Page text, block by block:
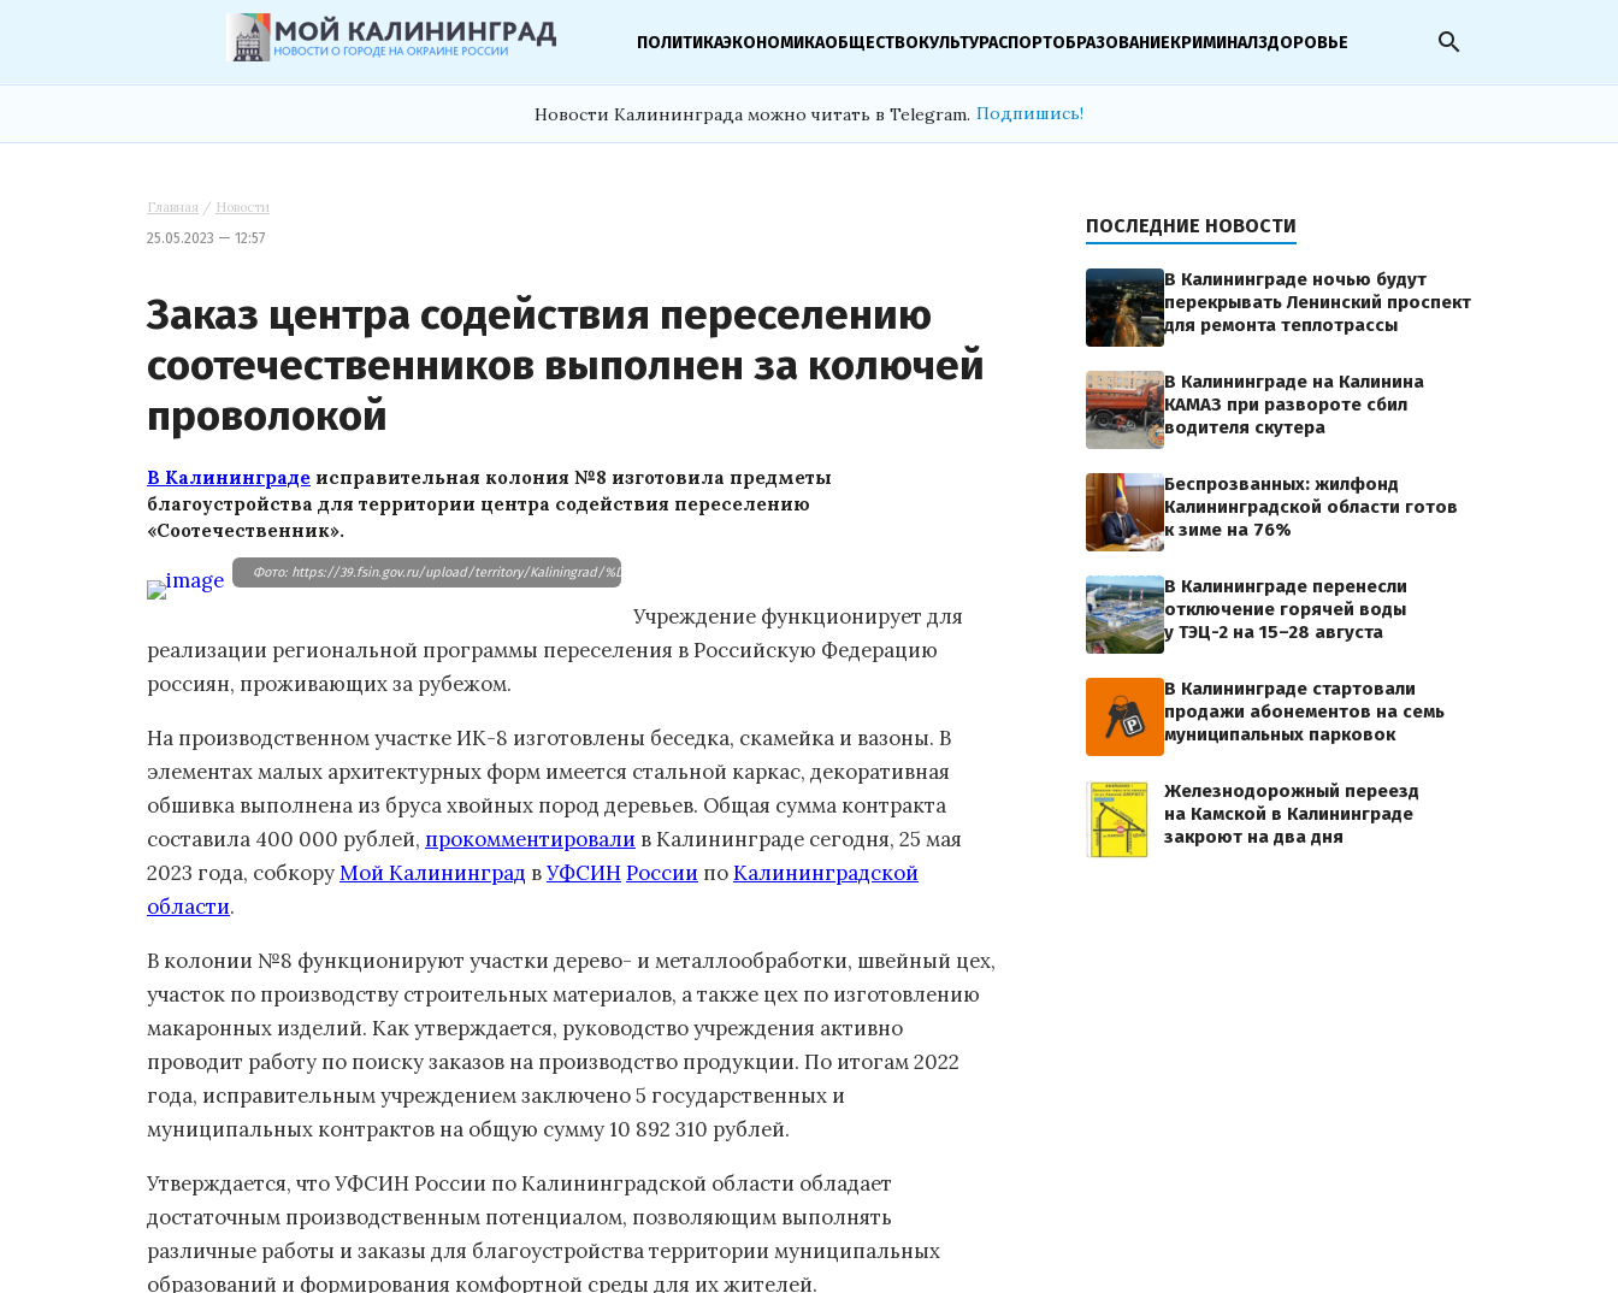
ПОЛИТИКАЭКОНОМИКАОБЩЕСТВОКУЛЬТУРАСПОРТОБРАЗОВАНИЕКРИМИНАЛЗДОРОВЬЕ search
Новости Калининграда можно читать в Telegram. Подпишись!
Главная / Новости
25.05.2023 — 12:57
Заказ центра содействия переселению
соотечественников выполнен за колючей
проволокой
В Калининграде исправительная колония №8 изготовила предметы
благоустройства для территории центра содействия переселению
«Соотечественник».
Фото: https://39.fsin.gov.ru/upload/territory/Kaliningrad/%D0%A1%D0%B2%D0%B5%D0%B4%D0%B5%D0%BD%D0%B8%D1%8F%20%D0%BE%20%D0%B4%D0%BE%D1%85%D0%BE%D0%B4%D0%B0%D1%85/IMG-20230519-
Учреждение функционирует для
реализации региональной программы переселения в Российскую Федерацию
россиян, проживающих за рубежом.
На производственном участке ИК-8 изготовлены беседка, скамейка и вазоны. В
элементах малых архитектурных форм имеется стальной каркас, декоративная
обшивка выполнена из бруса хвойных пород деревьев. Общая сумма контракта
составила 400 000 рублей, прокомментировали в Калининграде сегодня, 25 мая
2023 года, собкоруМой Калининград вУФСИНРоссии поКалининградской
области.
В колонии №8 функционируют участки дерево- и металлообработки, швейный цех,
участок по производству строительных материалов, а также цех по изготовлению
макаронных изделий. Как утверждается, руководство учреждения активно
проводит работу по поиску заказов на производство продукции. По итогам 2022
года, исправительным учреждением заключено 5 государственных и
муниципальных контрактов на общую сумму 10 892 310 рублей.
Утверждается, что УФСИН России по Калининградской области обладает
достаточным производственным потенциалом, позволяющим выполнять
различные работы и заказы для благоустройства территории муниципальных
образований и формирования комфортной среды для их жителей.
ПОСЛЕДНИЕ НОВОСТИ
В Калининграде ночью будут
перекрывать Ленинский проспект
для ремонта теплотрассы
В Калининграде на Калинина
КАМАЗ при развороте сбил
водителя скутера
Беспрозванных: жилфонд
Калининградской области готов
к зиме на 76%
В Калининграде перенесли
отключение горячей воды
у ТЭЦ-2 на 15–28 августа
В Калининграде стартовали
продажи абонементов на семь
муниципальных парковок
Железнодорожный переезд
на Камской в Калининграде
закроют на два дня